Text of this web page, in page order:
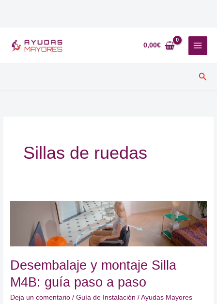
0,00€
Sillas de ruedas
Desembalaje y montaje Silla
M4B: guía paso a paso
Deja un comentario /Guía de Instalación /Ayudas Mayores